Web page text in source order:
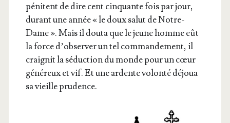
péni­tent de dire cent cin­quante fois par jour,
durant une année « le doux salut de Notre-
Dame ». Mais il dou­ta que le jeune homme eût
la force d’ob­ser­ver un tel com­man­de­ment, il
crai­gnit la séduc­tion du monde pour un cœur
géné­reux et vif. Et une ardente volon­té déjoua
sa vieille prudence.